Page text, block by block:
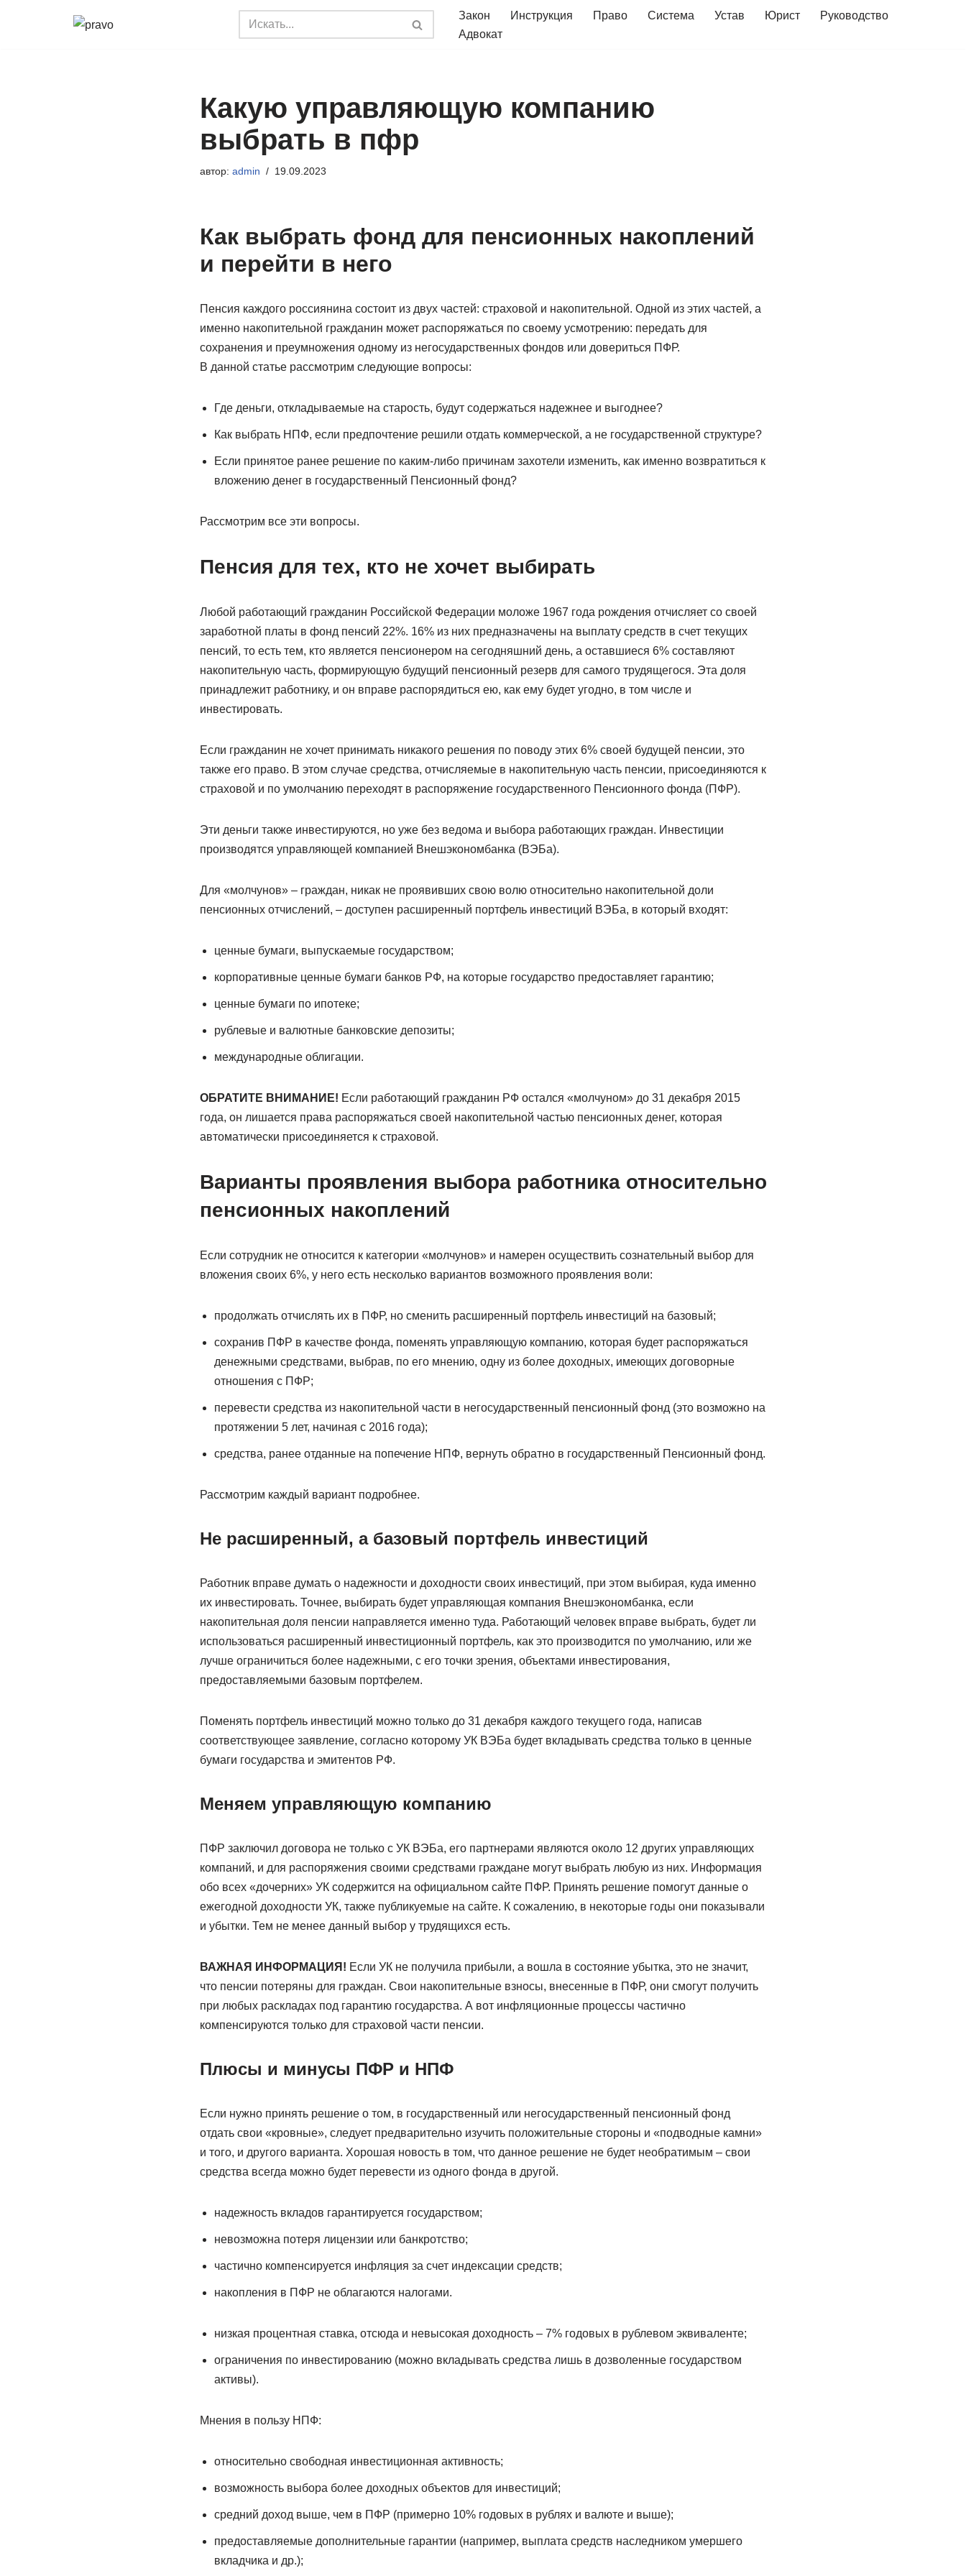
Закон Инструкция Право Система Устав Юрист
Руководство
Адвокат
Какую управляющую компанию
выбрать в пфр
автор: admin 19.09.2023
Как выбрать фонд для пенсионных накоплений
и перейти в него
Пенсия каждого россиянина состоит из двух частей: страховой и накопительной. Одной из этих частей, а
именно накопительной гражданин может распоряжаться по своему усмотрению: передать для
сохранения и преумножения одному из негосударственных фондов или довериться ПФР.
В данной статье рассмотрим следующие вопросы:
Где деньги, откладываемые на старость, будут содержаться надежнее и выгоднее?
Как выбрать НПФ, если предпочтение решили отдать коммерческой, а не государственной структуре?
Если принятое ранее решение по каким-либо причинам захотели изменить, как именно возвратиться к
вложению денег в государственный Пенсионный фонд?
Рассмотрим все эти вопросы.
Пенсия для тех, кто не хочет выбирать
Любой работающий гражданин Российской Федерации моложе 1967 года рождения отчисляет со своей
заработной платы в фонд пенсий 22%. 16% из них предназначены на выплату средств в счет текущих
пенсий, то есть тем, кто является пенсионером на сегодняшний день, а оставшиеся 6% составляют
накопительную часть, формирующую будущий пенсионный резерв для самого трудящегося. Эта доля
принадлежит работнику, и он вправе распорядиться ею, как ему будет угодно, в том числе и
инвестировать.
Если гражданин не хочет принимать никакого решения по поводу этих 6% своей будущей пенсии, это
также его право. В этом случае средства, отчисляемые в накопительную часть пенсии, присоединяются к
страховой и по умолчанию переходят в распоряжение государственного Пенсионного фонда (ПФР).
Эти деньги также инвестируются, но уже без ведома и выбора работающих граждан. Инвестиции
производятся управляющей компанией Внешэкономбанка (ВЭБа).
Для «молчунов» – граждан, никак не проявивших свою волю относительно накопительной доли
пенсионных отчислений, – доступен расширенный портфель инвестиций ВЭБа, в который входят:
ценные бумаги, выпускаемые государством;
корпоративные ценные бумаги банков РФ, на которые государство предоставляет гарантию;
ценные бумаги по ипотеке;
рублевые и валютные банковские депозиты;
международные облигации.
ОБРАТИТЕ ВНИМАНИЕ! Если работающий гражданин РФ остался «молчуном» до 31 декабря 2015
года, он лишается права распоряжаться своей накопительной частью пенсионных денег, которая
автоматически присоединяется к страховой.
Варианты проявления выбора работника относительно
пенсионных накоплений
Если сотрудник не относится к категории «молчунов» и намерен осуществить сознательный выбор для
вложения своих 6%, у него есть несколько вариантов возможного проявления воли:
продолжать отчислять их в ПФР, но сменить расширенный портфель инвестиций на базовый;
сохранив ПФР в качестве фонда, поменять управляющую компанию, которая будет распоряжаться
денежными средствами, выбрав, по его мнению, одну из более доходных, имеющих договорные
отношения с ПФР;
перевести средства из накопительной части в негосударственный пенсионный фонд (это возможно на
протяжении 5 лет, начиная с 2016 года);
средства, ранее отданные на попечение НПФ, вернуть обратно в государственный Пенсионный фонд.
Рассмотрим каждый вариант подробнее.
Не расширенный, а базовый портфель инвестиций
Работник вправе думать о надежности и доходности своих инвестиций, при этом выбирая, куда именно
их инвестировать. Точнее, выбирать будет управляющая компания Внешэкономбанка, если
накопительная доля пенсии направляется именно туда. Работающий человек вправе выбрать, будет ли
использоваться расширенный инвестиционный портфель, как это производится по умолчанию, или же
лучше ограничиться более надежными, с его точки зрения, объектами инвестирования,
предоставляемыми базовым портфелем.
Поменять портфель инвестиций можно только до 31 декабря каждого текущего года, написав
соответствующее заявление, согласно которому УК ВЭБа будет вкладывать средства только в ценные
бумаги государства и эмитентов РФ.
Меняем управляющую компанию
ПФР заключил договора не только с УК ВЭБа, его партнерами являются около 12 других управляющих
компаний, и для распоряжения своими средствами граждане могут выбрать любую из них. Информация
обо всех «дочерних» УК содержится на официальном сайте ПФР. Принять решение помогут данные о
ежегодной доходности УК, также публикуемые на сайте. К сожалению, в некоторые годы они показывали
и убытки. Тем не менее данный выбор у трудящихся есть.
ВАЖНАЯ ИНФОРМАЦИЯ! Если УК не получила прибыли, а вошла в состояние убытка, это не значит,
что пенсии потеряны для граждан. Свои накопительные взносы, внесенные в ПФР, они смогут получить
при любых раскладах под гарантию государства. А вот инфляционные процессы частично
компенсируются только для страховой части пенсии.
Плюсы и минусы ПФР и НПФ
Если нужно принять решение о том, в государственный или негосударственный пенсионный фонд
отдать свои «кровные», следует предварительно изучить положительные стороны и «подводные камни»
и того, и другого варианта. Хорошая новость в том, что данное решение не будет необратимым – свои
средства всегда можно будет перевести из одного фонда в другой.
надежность вкладов гарантируется государством;
невозможна потеря лицензии или банкротство;
частично компенсируется инфляция за счет индексации средств;
накопления в ПФР не облагаются налогами.
низкая процентная ставка, отсюда и невысокая доходность – 7% годовых в рублевом эквиваленте;
ограничения по инвестированию (можно вкладывать средства лишь в дозволенные государством
активы).
Мнения в пользу НПФ:
относительно свободная инвестиционная активность;
возможность выбора более доходных объектов для инвестиций;
средний доход выше, чем в ПФР (примерно 10% годовых в рублях и валюте и выше);
предоставляемые дополнительные гарантии (например, выплата средств наследником умершего
вкладчика и др.);